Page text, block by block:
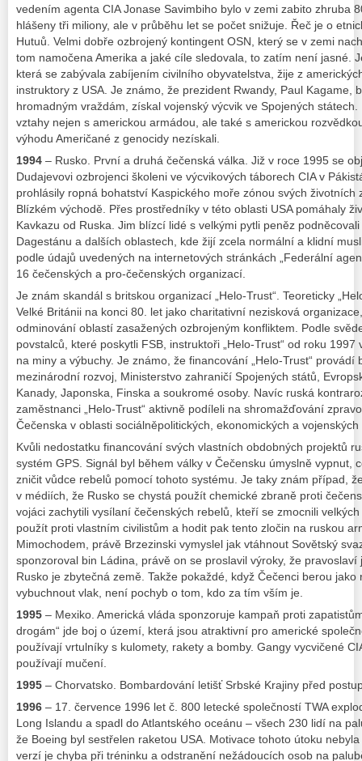
vedením agenta CIA Jonase Savimbiho bylo v zemi zabito zhruba
hlášeny tři miliony, ale v průběhu let se počet snižuje. Řeč je o
Hutuů. Velmi dobře ozbrojený kontingent OSN, který se v zemi
tom namočena Amerika a jaké cíle sledovala, to zatím není jasné.
která se zabývala zabíjením civilního obyvatelstva, žije z
instruktory z USA. Je známo, že prezident Rwandy, Paul Kagame,
hromadným vraždám, získal vojenský výcvik ve Spojených
vztahy nejen s americkou armádou, ale také s americkou
výhodu Američané z genocidy nezískali.
1994 – Rusko. První a druhá čečenská válka. Již v roce 1995 se
Dudajevovi ozbrojenci školeni ve výcvikových táborech CIA v
prohlásily ropná bohatství Kaspického moře zónou svých životních
Blízkém východě. Přes prostředníky v této oblasti USA pomáhaly
Kavkazu od Ruska. Jim blízcí lidé s velkými pytli peněz
Dagestánu a dalších oblastech, kde žijí zcela normální a klidní
podle údajů uvedených na internetových stránkách „Federální
16 čečenských a pro-čečenských organizací.
Je znám skandál s britskou organizací „Helo-Trust“. Teoreticky
Velké Británii na konci 80. let jako charitativní nezisková
odminování oblastí zasažených ozbrojeným konfliktem. Podle
povstalců, které poskytli FSB, instruktoři „Helo-Trust“ od roku
na miny a výbuchy. Je známo, že financování „Helo-Trust“ provádí
mezinárodní rozvoj, Ministerstvo zahraničí Spojených států,
Kanady, Japonska, Finska a soukromé osoby. Navíc ruská
zaměstnanci „Helo-Trust“ aktivně podíleli na shromažďování
Čečenska v oblasti sociálněpolitických, ekonomických a
Kvůli nedostatku financování svých vlastních obdobných projektů
systém GPS. Signál byl během války v Čečensku úmyslně vypnut,
zničit vůdce rebelů pomocí tohoto systému. Je taky znám případ,
v médiích, že Rusko se chystá použít chemické zbraně proti
vojáci zachytili vysílaní čečenských rebelů, kteří se zmocnili
použít proti vlastním civilistům a hodit pak tento zločin na ruskou
Mimochodem, právě Brzezinski vymyslel jak vtáhnout Sovětský
sponzoroval bin Ládina, právě on se proslavil výroky, že
Rusko je zbytečná země. Takže pokaždé, když Čečenci berou
vybuchnout vlak, není pochyb o tom, kdo za tím vším je.
1995 – Mexiko. Americká vláda sponzoruje kampaň proti
drogám“ jde boj o území, která jsou atraktivní pro americké
používají vrtulníky s kulomety, rakety a bomby. Gangy vycvičené
používají mučení.
1995 – Chorvatsko. Bombardování letišť Srbské Krajiny před
1996 – 17. července 1996 let č. 800 letecké společností TWA
Long Islandu a spadl do Atlantského oceánu – všech 230 lidí na
že Boeing byl sestřelen raketou USA. Motivace tohoto útoku
verzí je chyba při tréninku a odstranění nežádoucích osob na